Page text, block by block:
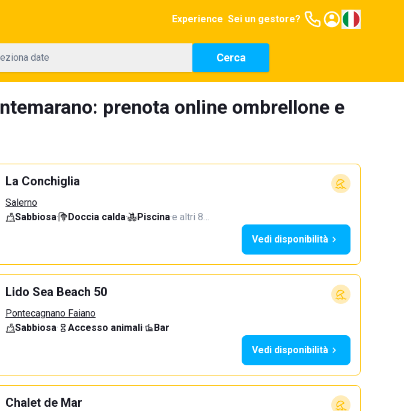
Experience Sei un gestore?
date Cerca
prenota online ombrellone e
La Conchiglia
Salerno
Sabbiosa· Doccia calda· Piscina·e altri 8…
Vedi disponibilità
Lido Sea Beach 50
Pontecagnano Faiano
Sabbiosa· Accesso animali·
Bar
Vedi disponibilità
Chalet de Mar